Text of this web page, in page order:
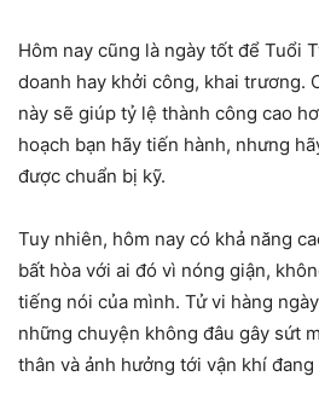
Hôm nay cũng là ngày tốt để Tuổi
doanh hay khởi công, khai trương.
này sẽ giúp tỷ lệ thành công cao
hoạch bạn hãy tiến hành, nhưng
được chuẩn bị kỹ.
Tuy nhiên, hôm nay có khả năng
bất hòa với ai đó vì nóng giận,
tiếng nói của mình. Tử vi hàng
những chuyện không đâu gây sứt
thân và ảnh hưởng tới vận khí